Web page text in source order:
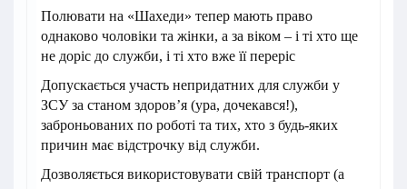
Полювати на «Шахеди» тепер мають право
однаково чоловіки та жінки, а за віком – і ті хто ще
не доріс до служби, і ті хто вже її переріс
Допускається участь непридатних для служби у
ЗСУ за станом здоров’я (ура, дочекався!),
заброньованих по роботі та тих, хто з будь-яких
причин має відстрочку від служби.
Дозволяється використовувати свій транспорт (а